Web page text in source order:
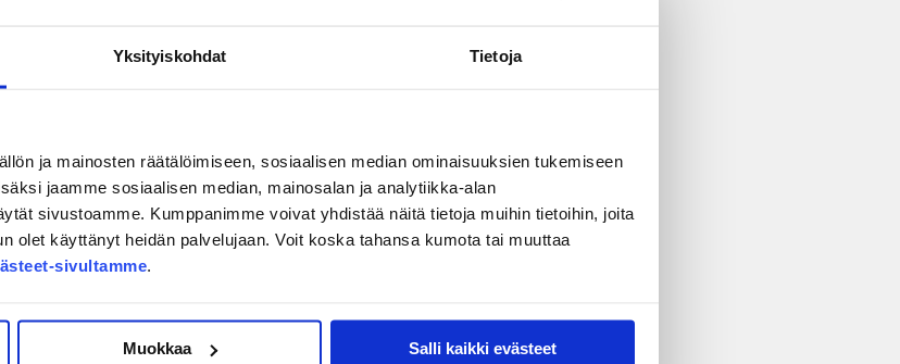
Yksityiskohdat Tietoja
ja mainosten räätälöimiseen, sosiaalisen median ominaisuuksien tukemiseen
jaamme sosiaalisen median, mainosalan ja analytiikka-alan
sivustoamme. Kumppanimme voivat yhdistää näitä tietoja muihin tietoihin, joita
olet käyttänyt heidän palvelujaan. Voit koska tahansa kumota tai muuttaa
sivultamme.
Muokkaa Salli kaikki evästeet